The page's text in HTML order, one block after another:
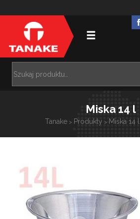
Miska 14 l
Tanake > Produkty > Miska 14 l